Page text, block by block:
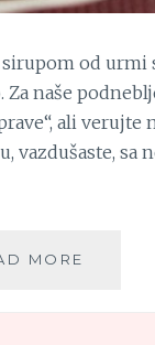
od
naše
ali verujte
vazdušaste, sa
MORE